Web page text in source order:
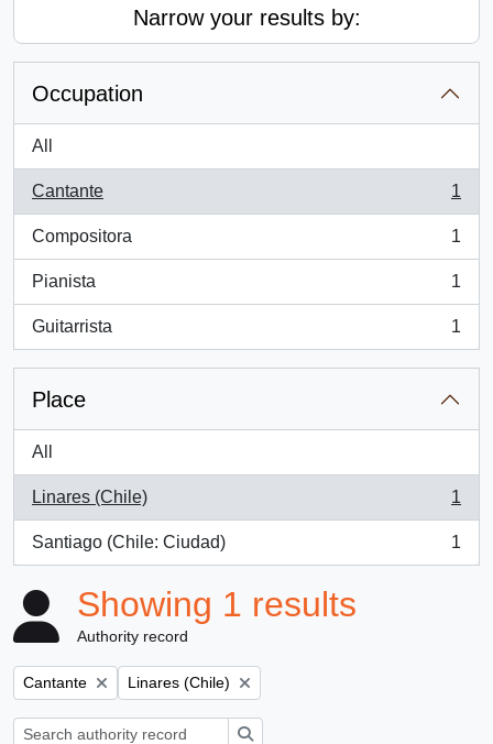
Narrow your results by:
Occupation
All
Cantante
, 1 results
1
Compositora
, 1 results
1
Pianista
, 1 results
1
Guitarrista
, 1 results
1
Place
All
Linares (Chile)
, 1 results
1
Santiago (Chile: Ciudad)
, 1 results
1
Showing 1 results
Authority record
Remove filter:
Cantante Remove filter:
Linares (Chile)